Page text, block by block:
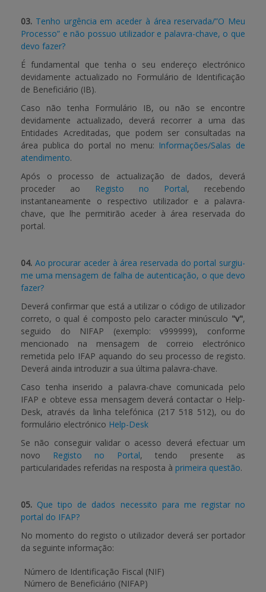
03. Tenho urgência em aceder à área reservada/”O Meu
Processo” e não possuo utilizador e palavra-chave, o que
devo fazer?
É fundamental que tenha o seu endereço electrónico
devidamente actualizado no Formulário de Identificação
de Beneficiário (IB).
Caso não tenha Formulário IB, ou não se encontre
devidamente actualizado, deverá recorrer a uma das
Entidades Acreditadas, que podem ser consultadas na
área publica do portal no menu: Informações/Salas de
atendimento.
Após o processo de actualização de dados, deverá
proceder ao
Registo no Portal, recebendo
instantaneamente o respectivo utilizador e a palavra-
chave, que lhe permitirão aceder à área reservada do
portal.
04. Ao procurar aceder à área reservada do portal surgiu-
me uma mensagem de falha de autenticação, o que devo
fazer?
Deverá confirmar que está a utilizar o código de utilizador
correto, o qual é composto pelo caracter minúsculo "v",
seguido do NIFAP (exemplo: v999999), conforme
mencionado na mensagem de correio electrónico
remetida pelo IFAP aquando do seu processo de registo.
Deverá ainda introduzir a sua última palavra-chave.
Caso tenha inserido a palavra-chave comunicada pelo
IFAP e obteve essa mensagem deverá contactar o Help-
Desk, através da linha telefónica (217 518 512), ou do
formulário electrónico Help-Desk
Se não conseguir validar o acesso deverá efectuar um
novo
Registo no Portal, tendo presente as
particularidades referidas na resposta à primeira questão.
05. Que tipo de dados necessito para me registar no
portal do IFAP?
No momento do registo o utilizador deverá ser portador
da seguinte informação:
Número de Identificação Fiscal (NIF)
Número de Beneficiário (NIFAP)